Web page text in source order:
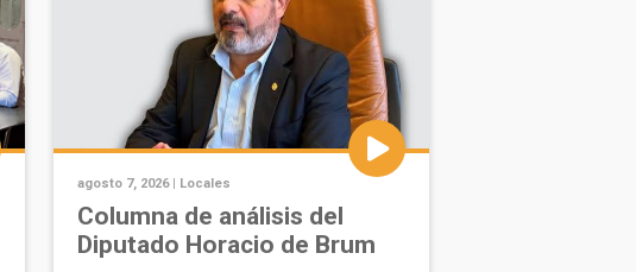
agosto 7, 2026 | Locales
Columna de análisis del
Diputado Horacio de Brum